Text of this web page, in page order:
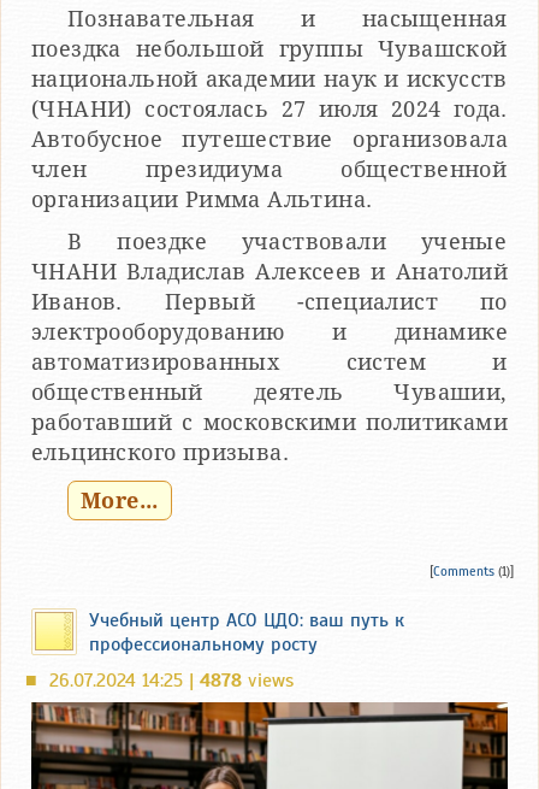
Познавательная и насыщенная
поездка небольшой группы Чувашской
национальной академии наук и искусств
(ЧНАНИ) состоялась 27 июля 2024 года.
Автобусное путешествие организовала
член президиума общественной
организации Римма Альтина.
В поездке участвовали ученые
ЧНАНИ Владислав Алексеев и Анатолий
Иванов. Первый -специалист по
электрооборудованию и динамике
автоматизированных систем и
общественный деятель Чувашии,
работавший с московскими политиками
ельцинского призыва.
More...
[Comments (1)]
Учебный центр АСО ЦДО: ваш путь к
профессиональному росту
■ 26.07.2024 14:25 | 4878 views